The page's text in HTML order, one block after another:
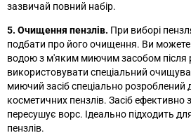
зазвичай повний набір.
5. Очищення пензлів. При виборі
подбати про його очищення. Ви
водою з м'яким миючим засобом після
використовувати спеціальний
миючий засіб спеціально розроблений
косметичних пензлів. Засіб ефективно
пересушує ворс. Ідеально підходить
пензлів.